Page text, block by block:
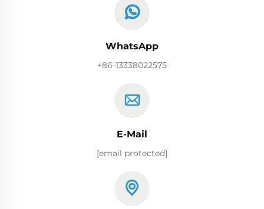
WhatsApp
+86-13338022575
E-Mail
[email protected]